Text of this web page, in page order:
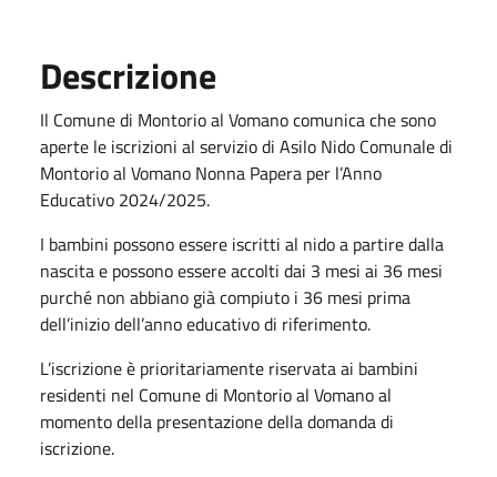
Descrizione
Il Comune di Montorio al Vomano comunica che sono
aperte le iscrizioni al servizio di Asilo Nido Comunale di
Montorio al Vomano Nonna Papera per l’Anno
Educativo 2024/2025.
I bambini possono essere iscritti al nido a partire dalla
nascita e possono essere accolti dai 3 mesi ai 36 mesi
purché non abbiano già compiuto i 36 mesi prima
dell’inizio dell’anno educativo di riferimento.
L’iscrizione è prioritariamente riservata ai bambini
residenti nel Comune di Montorio al Vomano al
momento della presentazione della domanda di
iscrizione.